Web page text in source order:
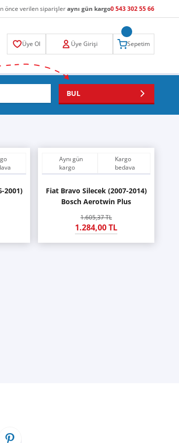
önce verilen siparişleraynı gün kargo0 543 302 55 66
Üye Ol Üye Girişi Sepetim
BUL
2001)
Aynı gün
kargo
Kargo
bedava
Fiat Bravo Silecek (2007-2014)
Bosch Aerotwin Plus
1.605,37 TL
1.284,00 TL